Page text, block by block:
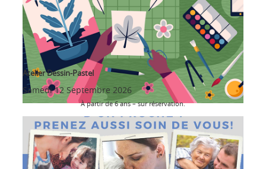
Atelier Dessin-Pastel
Samedi 12 Septembre 2026
À partir de 6 ans – sur réservation.